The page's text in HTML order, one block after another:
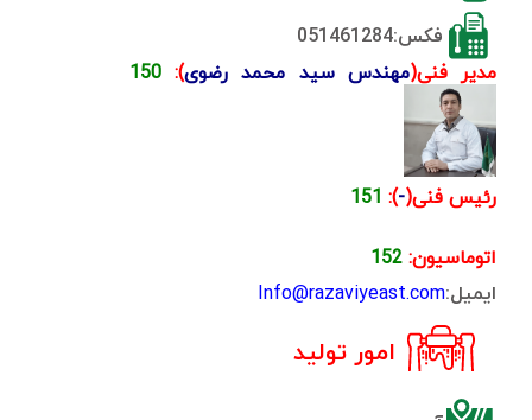
فکس:051461284
مدیر فنی(مهندس سید محمد رضوی):
150
رئیس فنی(-
):
151
اتوماسیون:152
ایمیل:Info@razaviyeast.com
امور تولید